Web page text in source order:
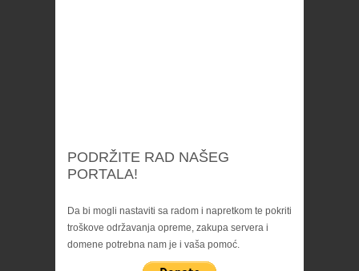
PODRŽITE RAD NAŠEG
PORTALA!
Da bi mogli nastaviti sa radom i napretkom te pokriti
troškove održavanja opreme, zakupa servera i
domene potrebna nam je i vaša pomoć.